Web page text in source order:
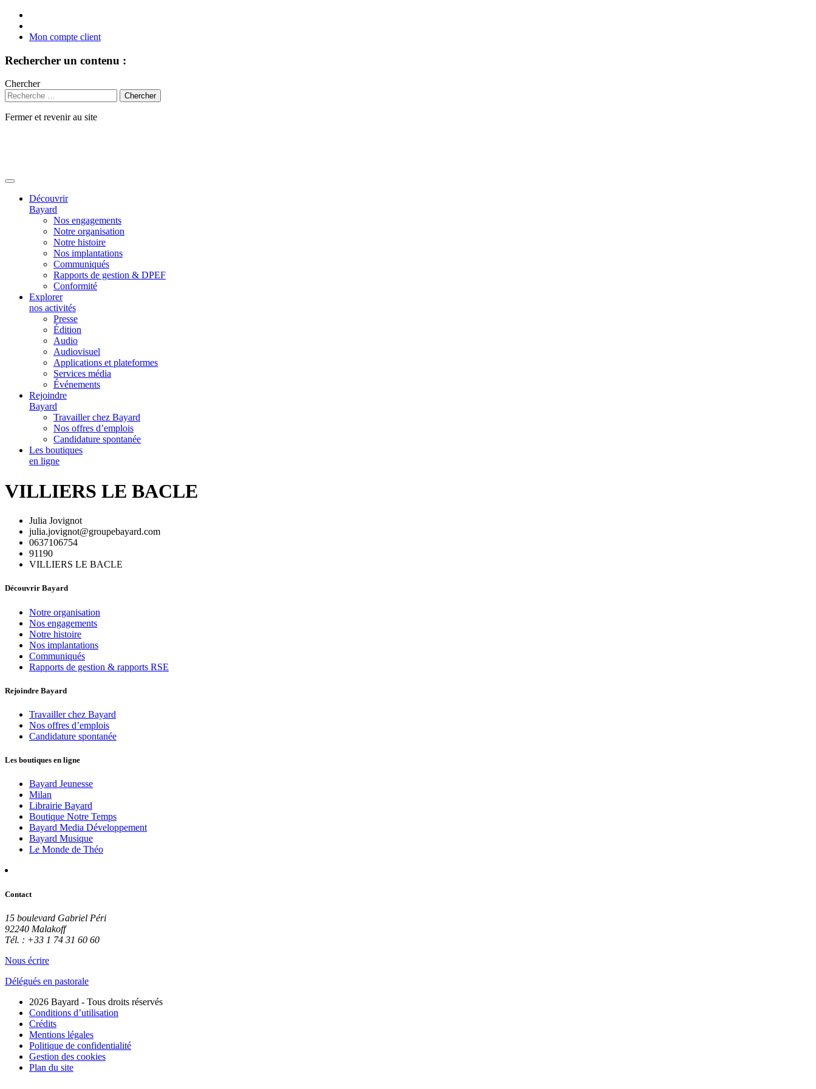
Mon compte client
Rechercher un contenu :
Chercher
Fermer et revenir au site
Découvrir
Bayard
Nos engagements
Notre organisation
Notre histoire
Nos implantations
Communiqués
Rapports de gestion & DPEF
Conformité
Explorer
nos activités
Presse
Édition
Audio
Audiovisuel
Applications et plateformes
Services média
Événements
Rejoindre
Bayard
Travailler chez Bayard
Nos offres d’emplois
Candidature spontanée
Les boutiques
en ligne
VILLIERS LE BACLE
Julia Jovignot
julia.jovignot@groupebayard.com
0637106754
91190
VILLIERS LE BACLE
Découvrir Bayard
Notre organisation
Nos engagements
Notre histoire
Nos implantations
Communiqués
Rapports de gestion & rapports RSE
Rejoindre Bayard
Travailler chez Bayard
Nos offres d’emplois
Candidature spontanée
Les boutiques en ligne
Bayard Jeunesse
Milan
Librairie Bayard
Boutique Notre Temps
Bayard Media Développement
Bayard Musique
Le Monde de Théo
Contact
15 boulevard Gabriel Péri
92240 Malakoff
Tél. : +33 1 74 31 60 60
Nous écrire
Délégués en pastorale
2026 Bayard - Tous droits réservés
Conditions d’utilisation
Crédits
Mentions légales
Politique de confidentialité
Gestion des cookies
Plan du site